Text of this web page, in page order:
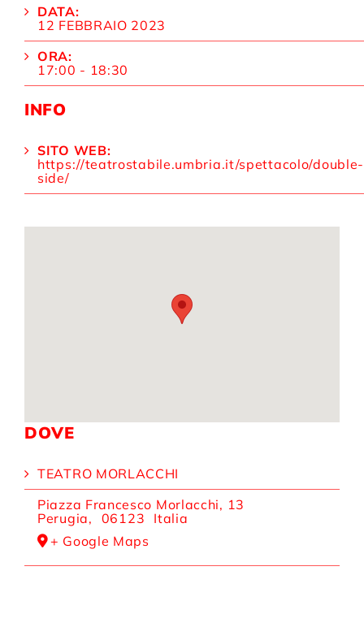
DATA:
12 FEBBRAIO 2023
ORA:
17:00 - 18:30
INFO
SITO WEB:
https://teatrostabile.umbria.it/spettacolo/double-
side/
DOVE
TEATRO MORLACCHI
Piazza Francesco Morlacchi, 13
Perugia, 06123
Italia
+ Google Maps